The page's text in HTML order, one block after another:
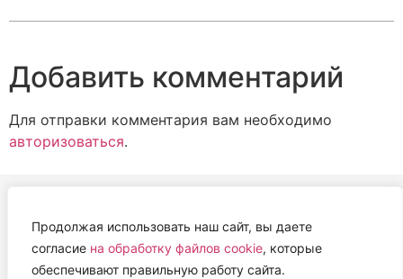
Продолжая использовать наш сайт, вы даете
согласие на обработку файлов cookie, которые
обеспечивают правильную работу сайта.
Добавить комментарий
Для отправки комментария вам необходимо
авторизоваться.
АВТОНОМНАЯ НЕКОММЕРЧЕСКАЯ ОРГАНИЗАЦИЯ
«ЦЕНТР ВЕТЕРИНАРНОЙ ТЕРАПИИ, ИММУНОЛОГИИ И